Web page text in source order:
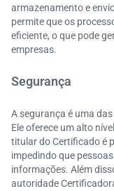
armazenamento e
permite que os
eficiente, o que pode
empresas.
Segurança
A segurança é uma
Ele oferece um alto
titular do Certificado é
impedindo que
informações. Além
autoridade